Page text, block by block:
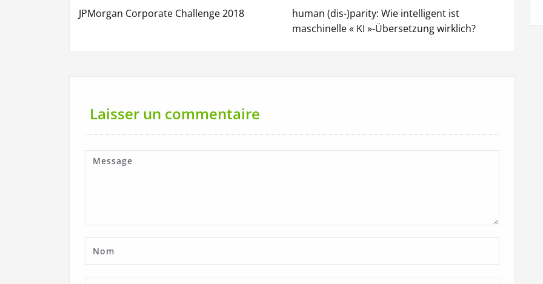
JPMorgan Corporate Challenge 2018
human (dis-)parity: Wie intelligent ist
maschinelle « KI »-Übersetzung wirklich?
Laisser un commentaire